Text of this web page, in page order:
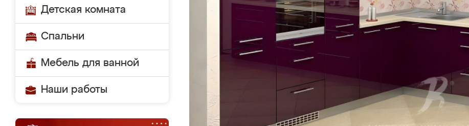
Детская комната
Спальни
Мебель для ванной
Наши работы